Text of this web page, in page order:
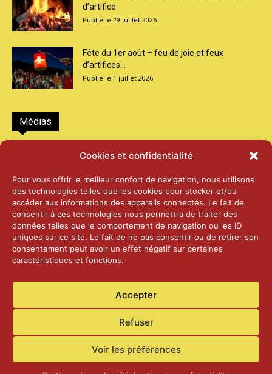
Cookies et confidentialité
Pour vous offrir le meilleur confort de navigation, nous utilisons
des technologies telles que les cookies pour stocker et/ou
accéder aux informations des appareils connectés. Le fait de
consentir à ces technologies nous permettra de traiter des
données telles que le comportement de navigation ou les ID
uniques sur ce site. Le fait de ne pas consentir ou de retirer son
consentement peut avoir un effet négatif sur certaines
caractéristiques et fonctions.
Accepter
Refuser
Voir les préférences
d’artifice
29 juillet 2026
Fête du 1er août – feu de joie et feux
d’artifices...
1 juillet 2026
Médias
2026 – Laiterie d’Orsières et Abbaye de St-
25 juin 2026
2025 – Palais Fédéral – Berne
25 juin 2026
14 janvier 2025
Actualités Contact Confidentialité